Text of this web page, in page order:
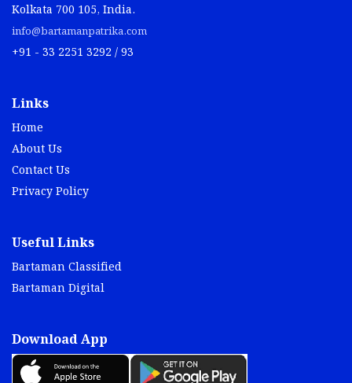
Kolkata 700 105, India.
info@bartamanpatrika.com
+91 - 33 2251 3292 / 93
Links
Home
About Us
Contact Us
Privacy Policy
Useful Links
Bartaman Classified
Bartaman Digital
Download App